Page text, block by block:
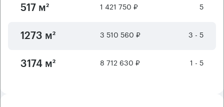
517 м² 1 421 750 ₽ 5
1273 м² 3 510 560 ₽ 3 - 5
3174 м² 8 712 630 ₽ 1 - 5